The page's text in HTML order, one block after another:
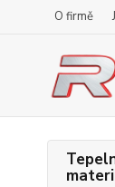
O firmě